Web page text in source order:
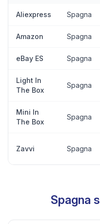
Aliexpress Spagna
Amazon Spagna
eBay ES Spagna
Light In
The Box
Spagna
Mini In
The Box
Spagna
Zavvi Spagna
Spagna